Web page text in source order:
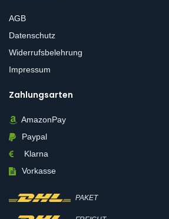
AGB
Datenschutz
Widerrufsbelehrung
Impressum
Zahlungsarten
AmazonPay
Paypal
Klarna
Vorkasse
PAKET